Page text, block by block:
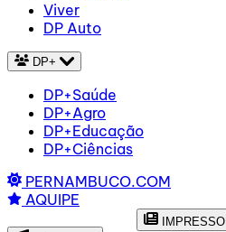
Viver
DP Auto
DP+
DP+Saúde
DP+Agro
DP+Educação
DP+Ciências
PERNAMBUCO.COM
AQUIPE
IMPRESSO